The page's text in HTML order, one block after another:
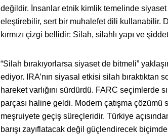
değildir. İnsanlar etnik kimlik temelinde
eleştirebilir, sert bir muhalefet dili kullanabilir.
kırmızı çizgi bellidir: Silah, silahlı yapı ve
“Silah bırakıyorlarsa siyaset de bitmeli”
ediyor. IRA’nın siyasal etkisi silah bıraktıktan
hareket varlığını sürdürdü. FARC seçimlerde
parçası haline geldi. Modern çatışma
meşruiyete geçiş süreçleridir. Türkiye
barışı zayıflatacak değil güçlendirecek